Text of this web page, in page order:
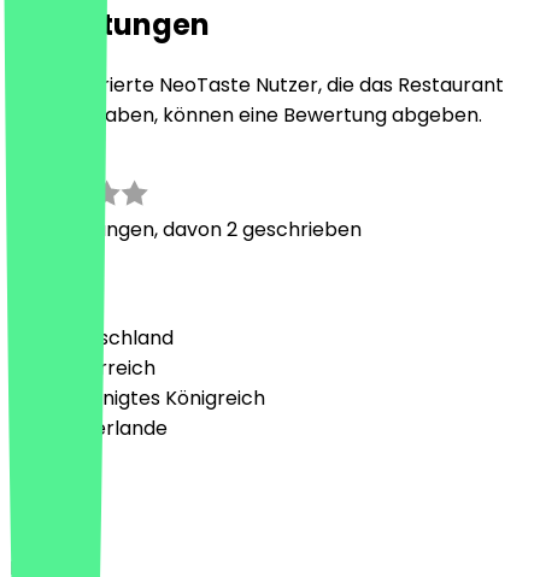
Bewertungen
Nur registrierte NeoTaste Nutzer, die das Restaurant
besucht haben, können eine Bewertung abgeben.
Bewertungen, davon 2 geschrieben
🇩🇪 Deutschland
🇦🇹 Österreich
🇬🇧 Vereinigtes Königreich
🇳🇱 Niederlande
Sprache
Deutsch
English